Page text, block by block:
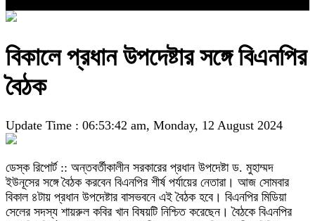
বিকালে প্রধান উপদেষ্টার সঙ্গে বিএনপির
বৈঠক
Update Time : 06:53:42 am, Monday, 12 August 2024
ডেস্ক রিপোর্ট :: অন্তবর্তীকালীন সরকারের প্রধান উপদেষ্টা ড. মুহাম্মদ
ইউনূসের সঙ্গে বৈঠক করবেন বিএনপির শীর্ষ পর্যায়ের নেতারা। আজ সোমবার
বিকাল ৪টায় প্রধান উপদেষ্টার বাসভবনে এই বৈঠক হবে। বিএনপির মিডিয়া
সেলের সদস্য শায়রুল কবির খান বিষয়টি নিশ্চিত করেছেন। বৈঠকে বিএনপির